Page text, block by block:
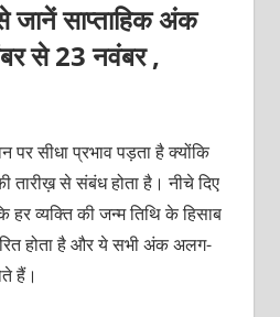
जानें साप्ताहिक अंक
से 23 नवंबर ,
पर सीधा प्रभाव पड़ता है क्योंकि
तारीख़ से संबंध होता है। नीचे दिए
व्यक्ति की जन्म तिथि के हिसाब
होता है और ये सभी अंक अलग-
हैं।